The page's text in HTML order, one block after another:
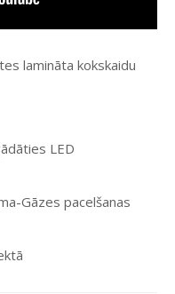
lamināta kokskaidu
LED
Gāzes pacelšanas